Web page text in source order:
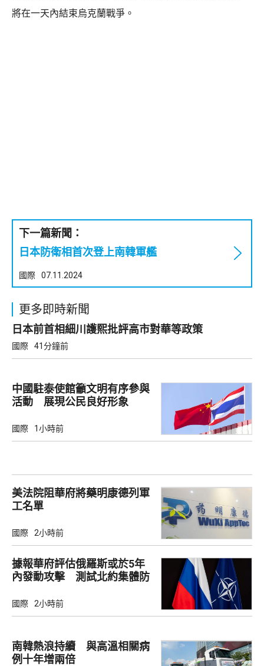
將在一天內結束烏克蘭戰爭。
下一篇新聞：
日本防衛相首次登上南韓軍艦
國際 07.11.2024
更多即時新聞
日本前首相細川護熙批評高市對華等政策
國際 41分鐘前
中國駐泰使館籲文明有序參與
活動 展現公民良好形象
國際 1小時前
美法院阻華府將藥明康德列軍
工名單
國際 2小時前
據報華府評估俄羅斯或於5年
內發動攻擊 測試北約集體防
國際 2小時前
南韓熱浪持續 與高溫相關病
例十年增兩倍